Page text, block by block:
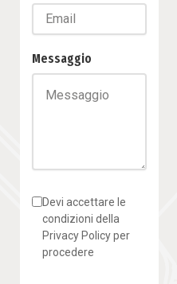
Messaggio
Devi accettare le
condizioni della
Privacy Policy per
procedere